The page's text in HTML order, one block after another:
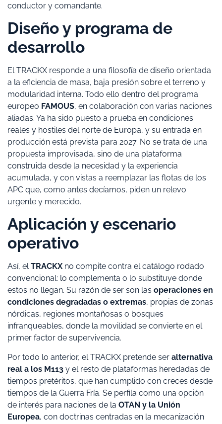
conductor y comandante.
Diseño y programa de
desarrollo
El TRACKX responde a una filosofía de diseño orientada
a la eficiencia de masa, baja presión sobre el terreno y
modularidad interna. Todo ello dentro del programa
europeo FAMOUS, en colaboración con varias naciones
aliadas. Ya ha sido puesto a prueba en condiciones
reales y hostiles del norte de Europa, y su entrada en
producción está prevista para 2027. No se trata de una
propuesta improvisada, sino de una plataforma
construida desde la necesidad y la experiencia
acumulada, y con vistas a reemplazar las flotas de los
APC que, como antes decíamos, piden un relevo
urgente y merecido.
Aplicación y escenario
operativo
Así, elTRACKXno compite contra el catálogo rodado
convencional: lo complementa o lo substituye donde
estos no llegan. Su razón de ser son las operaciones en
condiciones degradadas o extremas, propias de zonas
nórdicas, regiones montañosas o bosques
infranqueables, donde la movilidad se convierte en el
primer factor de supervivencia.
Por todo lo anterior, el TRACKX pretende ser alternativa
real a los M113 y el resto de plataformas heredadas de
tiempos pretéritos, que han cumplido con creces desde
tiempos de la Guerra Fría. Se perfila como una opción
de interés para naciones de la OTAN y la Unión
Europea, con doctrinas centradas en la mecanización